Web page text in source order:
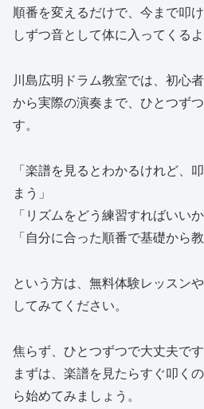
順番を変えるだけで、今まで叩
しずつ音として体に入ってくるよ
川島広明ドラム教室では、初心
から実際の演奏まで、ひとつず
す。
「楽譜を見るとわかるけれど、
まう」
「リズムをどう練習すればいい
「自分に合った順番で基礎から
という方は、無料体験レッスン
してみてください。
焦らず、ひとつずつで大丈夫です
まずは、楽譜を見たらすぐ叩く
ら始めてみましょう。